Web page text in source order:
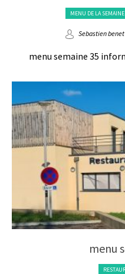
MENU DE LA SEMAINE
Sebastien benet
menu semaine 35
menu